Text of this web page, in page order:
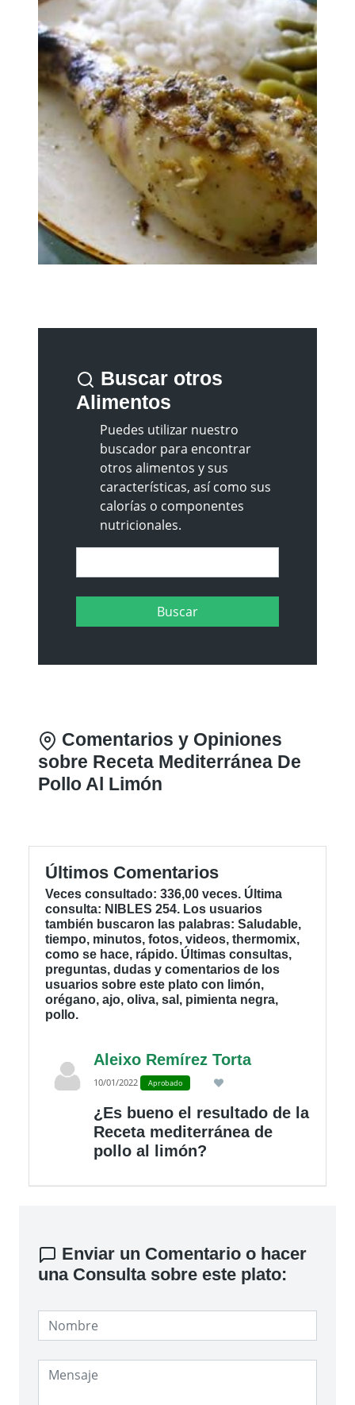
Buscar otros
Alimentos
Puedes utilizar nuestro
buscador para encontrar
otros alimentos y sus
características, así como sus
calorías o componentes
nutricionales.
Comentarios y Opiniones
sobre Receta Mediterránea De
Pollo Al Limón
Últimos Comentarios
Veces consultado: 336,00 veces. Última
consulta: NIBLES 254. Los usuarios
también buscaron las palabras: Saludable,
tiempo, minutos, fotos, videos, thermomix,
como se hace, rápido. Últimas consultas,
preguntas, dudas y comentarios de los
usuarios sobre este plato con limón,
orégano, ajo, oliva, sal, pimienta negra,
pollo.
Aleixo Remírez Torta
10/01/2022 Aprobado
¿Es bueno el resultado de la
Receta mediterránea de
pollo al limón?
Enviar un Comentario o hacer
una Consulta sobre este plato: